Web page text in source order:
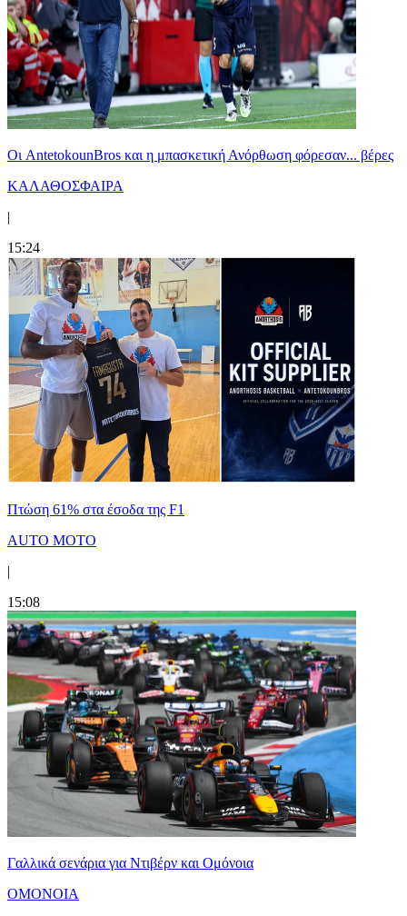
Oι AntetokounBros και η μπασκετική Ανόρθωση φόρεσαν... βέρες
ΚΑΛΑΘΟΣΦΑΙΡΑ
|
15:24
Πτώση 61% στα έσοδα της F1
AUTO MOTO
|
15:08
Γαλλικά σενάρια για Ντιβέρν και Ομόνοια
ΟΜΟΝΟΙΑ